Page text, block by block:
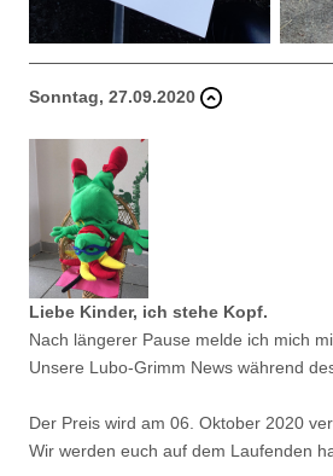
Sonntag, 27.09.2020
Liebe Kinder, ich stehe Kopf.
Nach längerer Pause melde ich mich
Unsere Lubo-Grimm News während
Der Preis wird am 06. Oktober 2020
Wir werden euch auf dem Laufenden